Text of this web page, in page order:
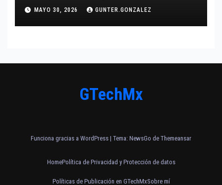
MAYO 30, 2026 GUNTER.GONZALEZ
GTechMx
Funciona gracias a WordPress | Tema: NewsGo de Themeansar
HomePolítica de Privacidad y Protección de datos
Políticas de Publicación en GTechMxSobre mí